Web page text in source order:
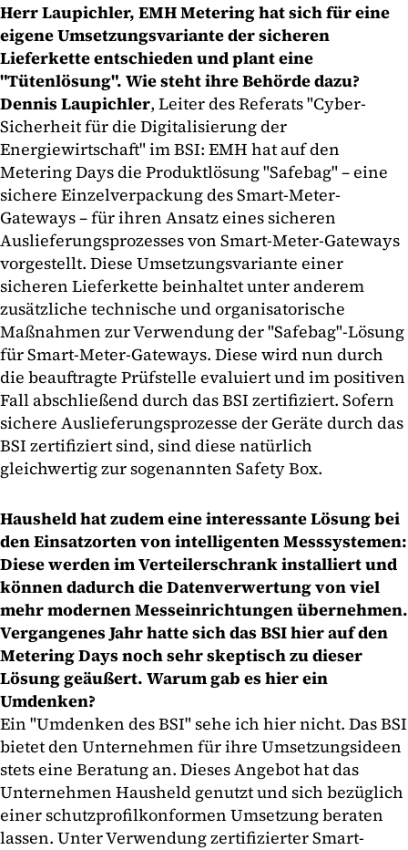
Herr Laupichler, EMH Metering hat sich für eine
eigene Umsetzungsvariante der sicheren
Lieferkette entschieden und plant eine
"Tütenlösung". Wie steht ihre Behörde dazu?
Dennis Laupichler, Leiter des Referats "Cyber-
Sicherheit für die Digitalisierung der
Energiewirtschaft" im BSI: EMH hat auf den
Metering Days die Produktlösung "Safebag" – eine
sichere Einzelverpackung des Smart-Meter-
Gateways – für ihren Ansatz eines sicheren
Auslieferungsprozesses von Smart-Meter-Gateways
vorgestellt. Diese Umsetzungsvariante einer
sicheren Lieferkette beinhaltet unter anderem
zusätzliche technische und organisatorische
Maßnahmen zur Verwendung der "Safebag"-Lösung
für Smart-Meter-Gateways. Diese wird nun durch
die beauftragte Prüfstelle evaluiert und im positiven
Fall abschließend durch das BSI zertifiziert. Sofern
sichere Auslieferungsprozesse der Geräte durch das
BSI zertifiziert sind, sind diese natürlich
gleichwertig zur sogenannten Safety Box.
Hausheld hat zudem eine interessante Lösung bei
den Einsatzorten von intelligenten Messsystemen:
Diese werden im Verteilerschrank installiert und
können dadurch die Datenverwertung von viel
mehr modernen Messeinrichtungen übernehmen.
Vergangenes Jahr hatte sich das BSI hier auf den
Metering Days noch sehr skeptisch zu dieser
Lösung geäußert. Warum gab es hier ein
Umdenken?
Ein "Umdenken des BSI" sehe ich hier nicht. Das BSI
bietet den Unternehmen für ihre Umsetzungsideen
stets eine Beratung an. Dieses Angebot hat das
Unternehmen Hausheld genutzt und sich bezüglich
einer schutzprofilkonformen Umsetzung beraten
lassen. Unter Verwendung zertifizierter Smart-